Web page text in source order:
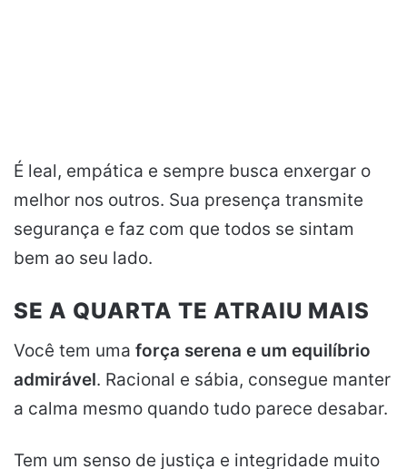
É leal, empática e sempre busca enxergar o
melhor nos outros. Sua presença transmite
segurança e faz com que todos se sintam
bem ao seu lado.
SE A QUARTA TE ATRAIU MAIS
Você tem uma força serena e um equilíbrio
admirável. Racional e sábia, consegue manter
a calma mesmo quando tudo parece desabar.
Tem um senso de justiça e integridade muito